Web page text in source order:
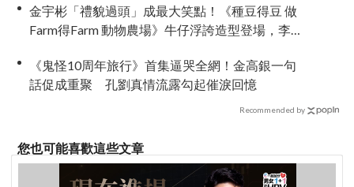
金宇彬「禮貌過頭」成最大笑點！《種豆得豆 做
Farm得Farm 動物農場》牛仔浮誇造型登場，李光
《鬼怪10周年旅行》首集逼哭全網！金高銀一句
話促成重聚 孔劉真情流露勾起催淚回憶
Recommended by
您也可能喜歡這些文章